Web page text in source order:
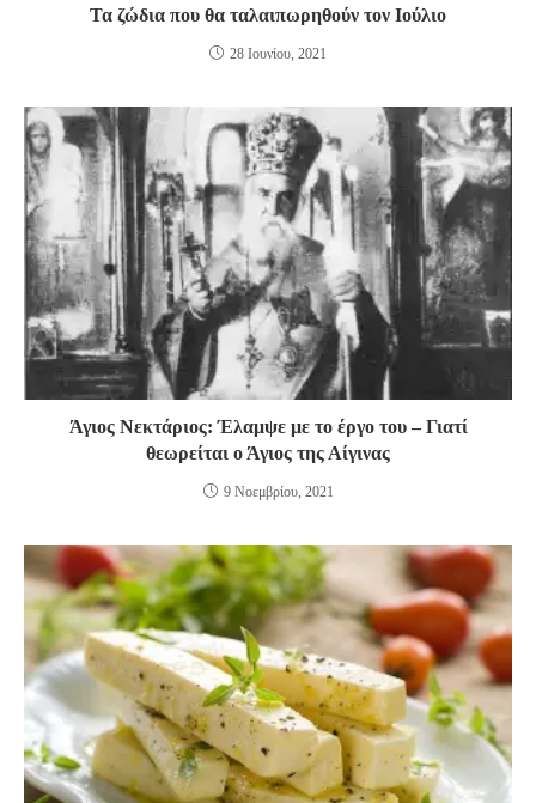
Τα ζώδια που θα ταλαιπωρηθούν τον Ιούλιο
28 Ιουνίου, 2021
Άγιος Νεκτάριος: Έλαμψε με το έργο του – Γιατί
θεωρείται ο Άγιος της Αίγινας
9 Νοεμβρίου, 2021